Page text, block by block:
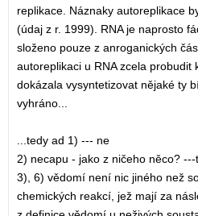
replikace. Náznaky autoreplikace
(údaj z r. 1999). RNA je naprosto
složeno pouze z anroganických
autoreplikaci u RNA zcela probudit
dokázala vysyntetizovat nějaké ty
vyhráno...
...tedy ad 1) --- ne
2) necapu - jako z ničeho něco?
3), 6) vědomí není nic jiného než
chemických reakcí, jež mají za